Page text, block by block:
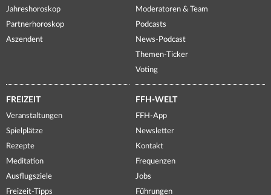
Jahreshoroskop
Partnerhoroskop
Aszendent
Moderatoren & Team
Podcasts
News-Podcast
Themen-Ticker
Voting
FREIZEIT
Veranstaltungen
Spielplätze
Rezepte
Meditation
Ausflugsziele
Freizeit-Tipps
FFH-WELT
FFH-App
Newsletter
Kontakt
Frequenzen
Jobs
Führungen